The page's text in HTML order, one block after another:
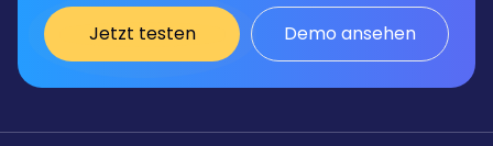
Jetzt testen Demo ansehen